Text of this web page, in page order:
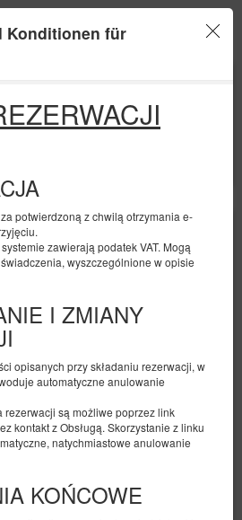
Konditionen für
potwierdzoną z chwilą otrzymania e-
zawierają podatek VAT. Mogą
wyszczególnione w opisie
I ZMIANY
opisanych przy składaniu rezerwacji, w
automatyczne anulowanie
są możliwe poprzez link
kontakt z Obsługą. Skorzystanie z linku
natychmiastowe anulowanie
KOŃCOWE
11
2026